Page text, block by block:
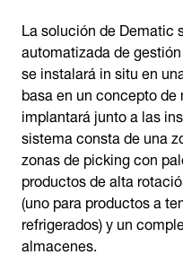
La solución de Dematic
automatizada de
se instalará in situ en
basa en un concepto
implantará junto a las
sistema consta de una
zonas de picking con
productos de alta
(uno para productos a
refrigerados) y un
almacenes.